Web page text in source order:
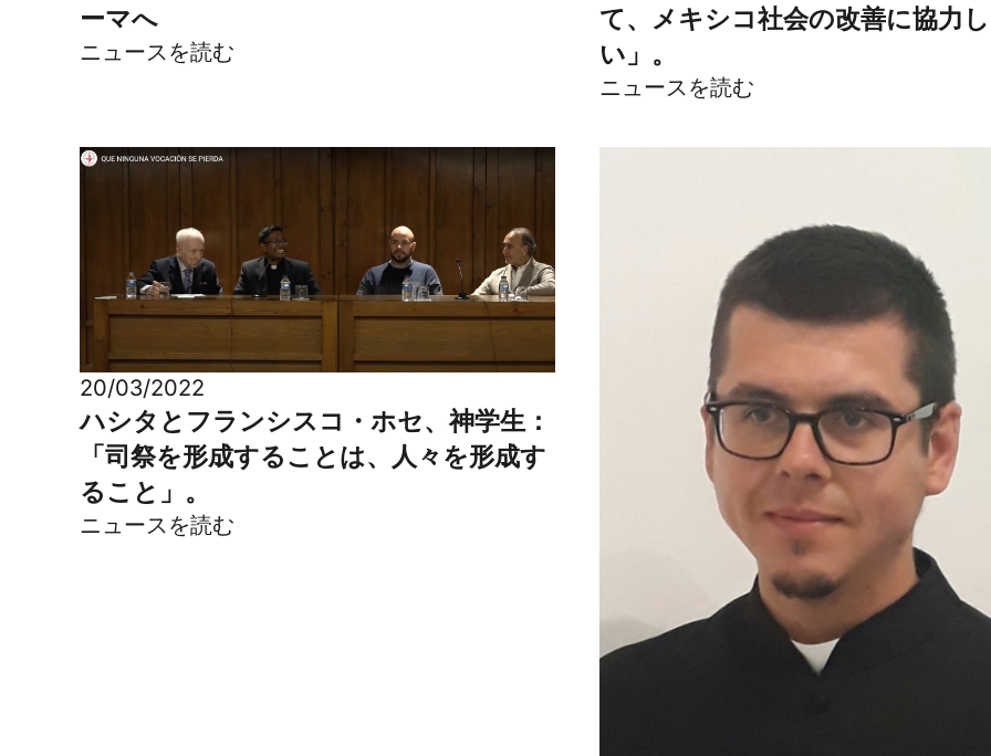
ーマへ
ニュースを読む
て、メキシコ社会の改善に協力
い」。
ニュースを読む
20/03/2022
ハシタとフランシスコ・ホセ、神学生：
「司祭を形成することは、人々を形成す
ること」。
ニュースを読む